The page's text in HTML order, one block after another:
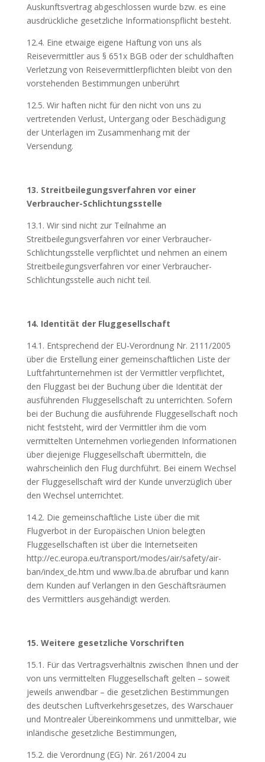
Auskunftsvertrag abgeschlossen wurde bzw. es eine
ausdrückliche gesetzliche Informationspflicht besteht.
12.4. Eine etwaige eigene Haftung von uns als
Reisevermittler aus § 651x BGB oder der schuldhaften
Verletzung von Reisevermittlerpflichten bleibt von den
vorstehenden Bestimmungen unberührt
12.5. Wir haften nicht für den nicht von uns zu
vertretenden Verlust, Untergang oder Beschädigung
der Unterlagen im Zusammenhang mit der
Versendung.
13. Streitbeilegungsverfahren vor einer
Verbraucher-Schlichtungsstelle
13.1. Wir sind nicht zur Teilnahme an
Streitbeilegungsverfahren vor einer Verbraucher-
Schlichtungsstelle verpflichtet und nehmen an einem
Streitbeilegungsverfahren vor einer Verbraucher-
Schlichtungsstelle auch nicht teil.
14. Identität der Fluggesellschaft
14.1. Entsprechend der EU-Verordnung Nr. 2111/2005
über die Erstellung einer gemeinschaftlichen Liste der
Luftfahrtunternehmen ist der Vermittler verpflichtet,
den Fluggast bei der Buchung über die Identität der
ausführenden Fluggesellschaft zu unterrichten. Sofern
bei der Buchung die ausführende Fluggesellschaft noch
nicht feststeht, wird der Vermittler ihm die vom
vermittelten Unternehmen vorliegenden Informationen
über diejenige Fluggesellschaft übermitteln, die
wahrscheinlich den Flug durchführt. Bei einem Wechsel
der Fluggesellschaft wird der Kunde unverzüglich über
den Wechsel unterrichtet.
14.2. Die gemeinschaftliche Liste über die mit
Flugverbot in der Europäischen Union belegten
Fluggesellschaften ist über die Internetseiten
http://ec.europa.eu/transport/modes/air/safety/air-
ban/index_de.htm und www.lba.de abrufbar und kann
dem Kunden auf Verlangen in den Geschäftsräumen
des Vermittlers ausgehändigt werden.
15. Weitere gesetzliche Vorschriften
15.1. Für das Vertragsverhältnis zwischen Ihnen und der
von uns vermittelten Fluggesellschaft gelten – soweit
jeweils anwendbar – die gesetzlichen Bestimmungen
des deutschen Luftverkehrsgesetzes, des Warschauer
und Montrealer Übereinkommens und unmittelbar, wie
inländische gesetzliche Bestimmungen,
15.2. die Verordnung (EG) Nr. 261/2004 zu